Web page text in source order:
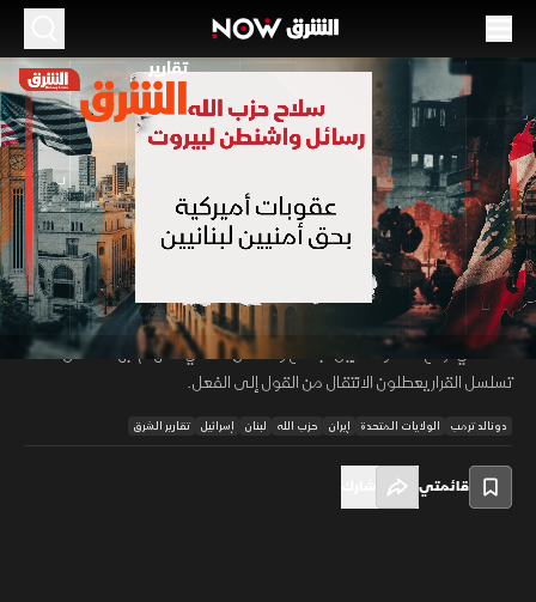
00:11/01:34
الموسم 2026
سلاح حزب الله.. رسائل واشنطن وبيروت
23 مايو 2026 01:34 أخبار
تقارير الشرق
أرسلت الإدارة الأميركية رسالة لبيروت عبر عقوبات استهدفت مسؤولين وضباطا
بالمؤسسات الأمنية لدورهم في تعطيل سحب سلاح حزب الله، ويرى خبراء
لصحيفة صحافية أن العقوبات تستهدف الدولة العميقة، وتعد جزءا من مسار
تصاعدي لرفع الضغوط قبيل اجتماع واشنطن الأمني، لاتهام جهات داخل
تسلسل القرار يعطلون الانتقال من القول إلى الفعل.
دونالد ترمب الولايات المتحدة إيران حزب الله لبنان إسرائيل تقارير الشرق
قائمتي